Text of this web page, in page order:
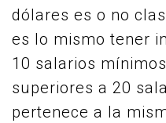
dólares es o no
es lo mismo tener
10 salarios
superiores a 20
pertenece a la